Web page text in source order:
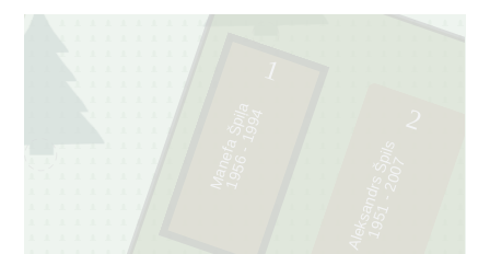
1
2
Manefa Špiļa
1
9
5
6
-
1
9
9
4 Aleksandrs Špils
1
9
5
1
-
2
0
0
7